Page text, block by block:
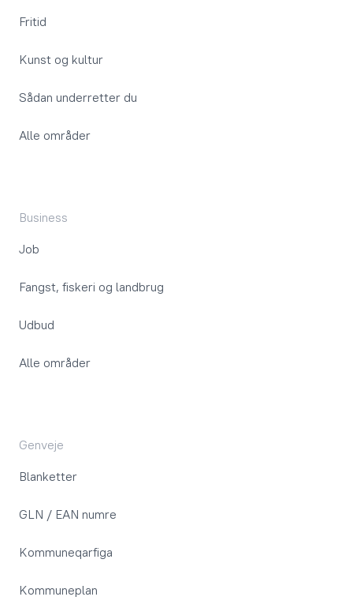
Fritid
Kunst og kultur
Sådan underretter du
Alle områder
Business
Job
Fangst, fiskeri og landbrug
Udbud
Alle områder
Genveje
Blanketter
GLN / EAN numre
Kommuneqarfiga
Kommuneplan